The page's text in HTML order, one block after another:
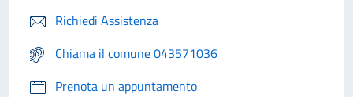
Richiedi Assistenza
Chiama il comune 043571036
Prenota un appuntamento